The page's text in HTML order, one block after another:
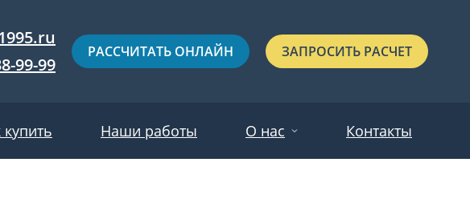
99-99
РАССЧИТАТЬ ОНЛАЙН ЗАПРОСИТЬ РАСЧЕТ
купить Наши работы О нас Контакты